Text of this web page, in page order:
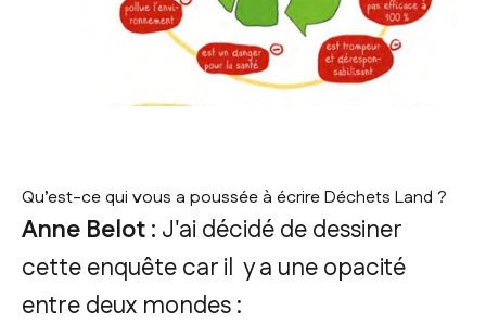
Qu’est-ce qui vous a poussée à écrireDéchets Land ?
Anne Belot : J'ai décidé de dessiner
cette enquête car il y a une opacité
entre deux mondes :